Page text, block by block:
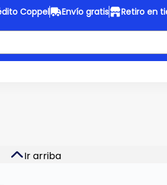
Coppel Envío gratis Retiro en
Envío gratis
Ir arriba